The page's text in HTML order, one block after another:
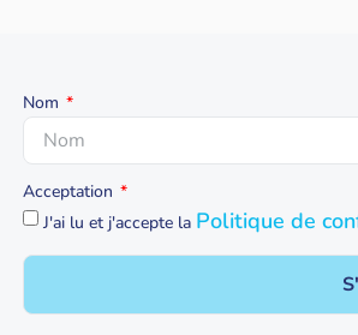
Nom
Acceptation
J'ai lu et j'accepte la Politique de